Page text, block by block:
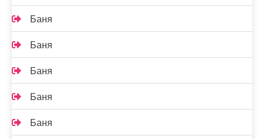
Баня
Баня
Баня
Баня
Баня